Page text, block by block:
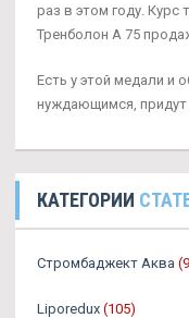
раз в этом году.
Тренболон A 75
Есть у этой медали и
нуждающимся, придут
КАТЕГОРИИ
Стромбаджект Аква
Liporedux (105)